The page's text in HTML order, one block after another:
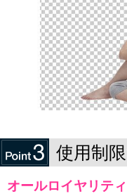
使用制
オールロイヤリティ